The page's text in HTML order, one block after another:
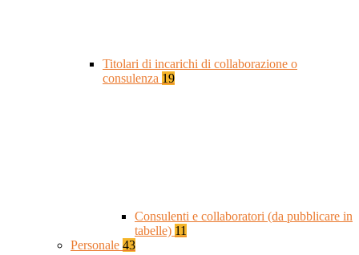
Titolari di incarichi di collaborazione o
consulenza 19
Consulenti e collaboratori (da pubblicare in
tabelle) 11
Personale 43